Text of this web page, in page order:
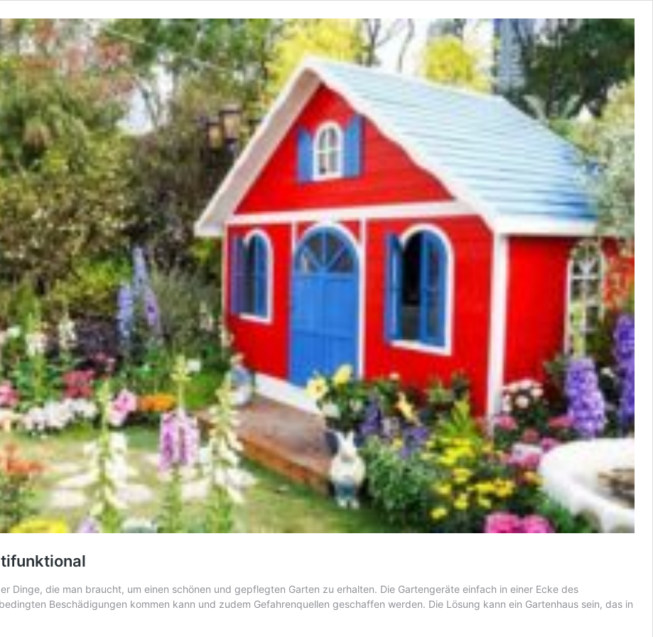
Dinge, die man braucht, um einen schönen und gepflegten Garten zu erhalten. Die Gartengeräte einfach in einer Ecke des
Beschädigungen kommen kann und zudem Gefahrenquellen geschaffen werden. Die Lösung kann ein Gartenhaus sein, das in